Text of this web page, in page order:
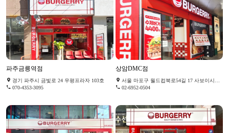
파주금릉역점
경기 파주시 금빛로 24 우평프라자 103호
070-4353-3095
상암DMC점
서울 마포구 월드컵북로54길 17 사보이시티디엠씨 212호
02-6952-0504